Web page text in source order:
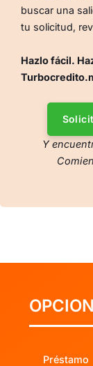
buscar una
tu solicitud,
Hazlo fácil.
Y
Préstamo